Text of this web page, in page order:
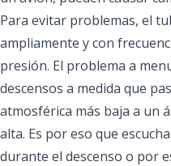
Para evitar problemas, el
ampliamente y con
presión. El problema a
descensos a medida que
atmosférica más baja a un
alta. Es por eso que
durante el descenso o por